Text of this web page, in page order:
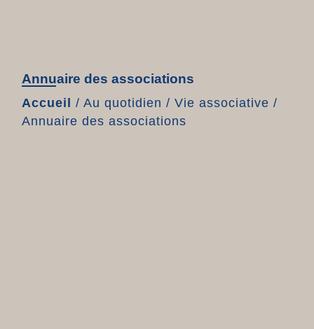
Annuaire des associations
Accueil / Au quotidien / Vie associative /
Annuaire des associations